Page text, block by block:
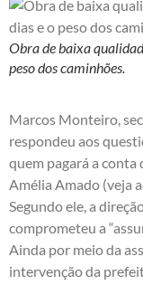
Obra de baixa
peso dos caminhões.
Marcos Monteiro,
respondeu aos
quem pagará a conta
Amélia Amado (veja
Segundo ele, a
comprometeu a
Ainda por meio da
intervenção da